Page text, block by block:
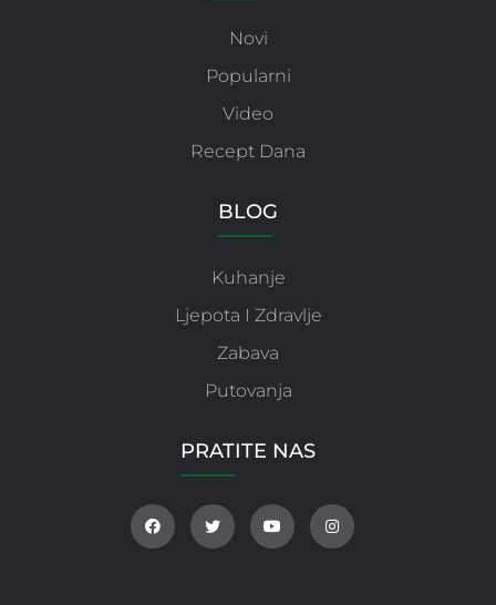
Novi
Popularni
Video
Recept Dana
BLOG
Kuhanje
Ljepota I Zdravlje
Zabava
Putovanja
PRATITE NAS